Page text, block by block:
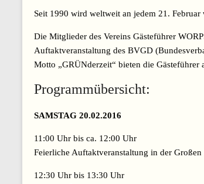
Seit 1990 wird weltweit an jedem 21.
Die Mitglieder des Vereins Gästeführer
Auftaktveranstaltung des BVGD
Motto „GRÜNderzeit“ bieten die
Programmübersicht:
SAMSTAG 20.02.2016
11:00 Uhr bis ca. 12:00 Uhr
Feierliche Auftaktveranstaltung in der Großen
12:30 Uhr bis 13:30 Uhr